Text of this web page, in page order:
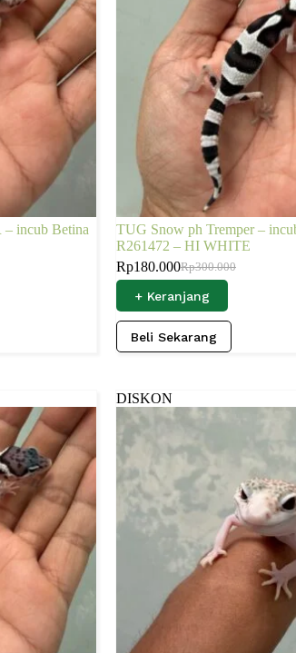
incub Betina
TUG Snow ph Tremper –
R261472 – HI WHITE
Rp300.000
Rp180.000
+ Keranjang
Beli Sekarang
DISKON